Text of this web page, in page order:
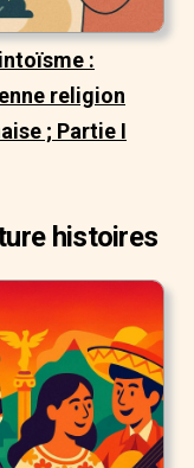
:
religion
; Partie I
histoires